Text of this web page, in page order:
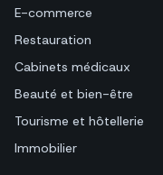
E-commerce
Restauration
Cabinets médicaux
Beauté et bien-être
Tourisme et hôtellerie
Immobilier